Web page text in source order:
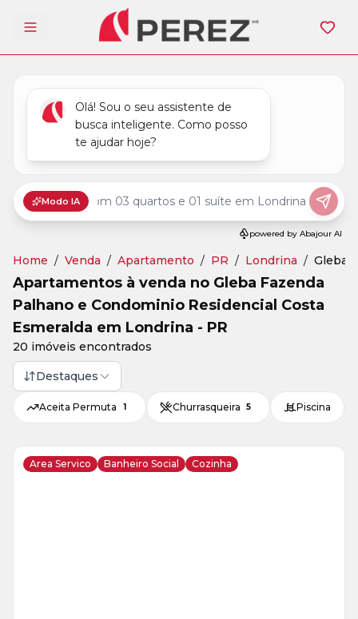
Abrir menu
Home / Venda / Apartamento / PR / Londrina / Gleba
Apartamentos à venda no Gleba Fazenda
Palhano e Condominio Residencial Costa
Esmeralda em Londrina - PR
20 imóveis encontrados
Destaques
Aceita Permuta 1 Churrasqueira 5 Piscina
Area Servico Banheiro Social Cozinha